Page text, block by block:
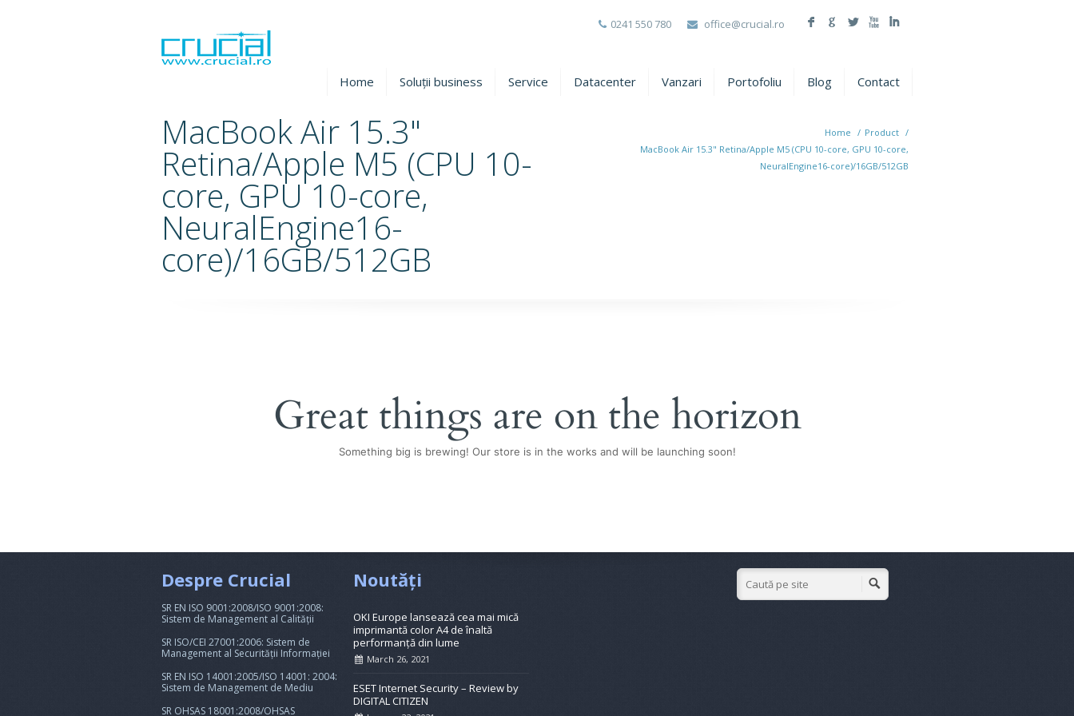
0241 550 780 office@crucial.ro F G L X I
Home Soluții business Service Datacenter Vanzari Portofoliu Blog Contact
MacBook Air 15.3"
Retina/Apple M5 (CPU 10-
core, GPU 10-core,
NeuralEngine16-
core)/16GB/512GB
Home / Product /
MacBook Air 15.3" Retina/Apple M5 (CPU 10-core, GPU 10-core,
NeuralEngine16-core)/16GB/512GB
Great things are on the horizon
Something big is brewing! Our store is in the works and will be launching soon!
Despre Crucial
SR EN ISO 9001:2008/ISO 9001:2008:
Sistem de Management al Calității
SR ISO/CEI 27001:2006: Sistem de
Management al Securității Informației
SR EN ISO 14001:2005/ISO 14001: 2004:
Sistem de Management de Mediu
SR OHSAS 18001:2008/OHSAS
Noutăți
OKI Europe lansează cea mai mică
imprimantă color A4 de înaltă
performanță din lume
March 26, 2021
ESET Internet Security – Review by
DIGITAL CITIZEN